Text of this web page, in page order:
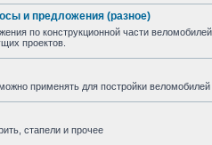
и предложения (разное)
по конструкционной части
проектов.
применять для постройки
стапели и прочее